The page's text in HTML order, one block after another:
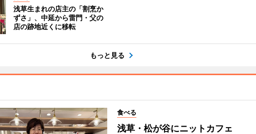
浅草生まれの店主の「割烹か
ずさ」、中延から雷門・父の
店の跡地近くに移転
もっと見る
食べる
浅草・松が谷にニットカフェ